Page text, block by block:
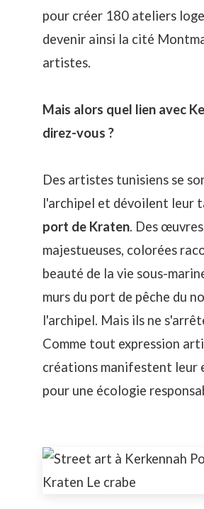
pour créer 180 ateliers
devenir ainsi la cité
artistes.
Mais alors quel lien avec
direz-vous ?
Des artistes tunisiens se
l'archipel et dévoilent leur
port de Kraten. Des œuvres
majestueuses, colorées
beauté de la vie sous-
murs du port de pêche du
l'archipel. Mais ils ne
Comme tout expression
créations manifestent leur
pour une écologie